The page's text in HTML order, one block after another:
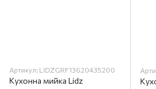
Артикул: LIDZGRF13620435200
Кухонна мийка Lidz